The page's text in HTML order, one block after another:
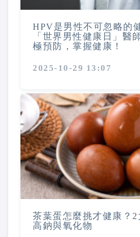
HPV是男性不可忽略的
「世界男性健康日」醫
極預防，掌握健康！
2025-10-29 13:07
茶葉蛋怎麼挑才健康？2
高鈉與氧化物